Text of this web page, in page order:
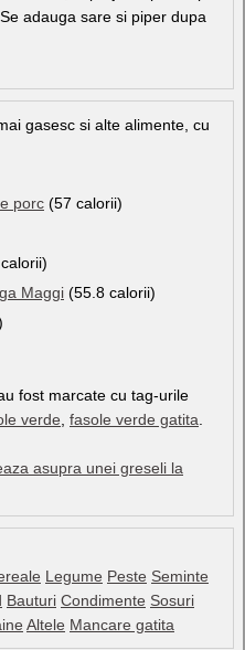
adauga sare si piper dupa
gasesc si alte alimente, cu
porc (57 calorii)
Maggi (55.8 calorii)
fost marcate cu tag-urile
verde fasole verde gatita
asupra unei greseli la
Legume Peste Seminte
Bauturi Condimente Sosuri
Altele Mancare gatita